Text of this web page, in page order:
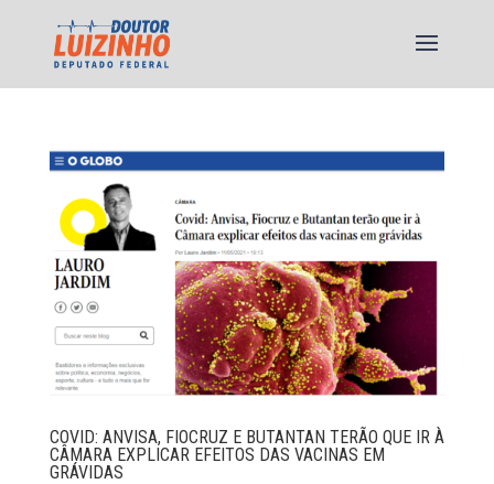
COVID: ANVISA, FIOCRUZ E BUTANTAN TERÃO QUE IR À
CÂMARA EXPLICAR EFEITOS DAS VACINAS EM
GRÁVIDAS